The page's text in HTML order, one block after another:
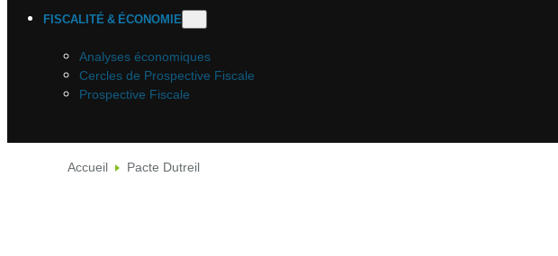
FISCALITÉ & ÉCONOMIE
Analyses économiques
Cercles de Prospective Fiscale
Prospective Fiscale
Accueil Pacte Dutreil